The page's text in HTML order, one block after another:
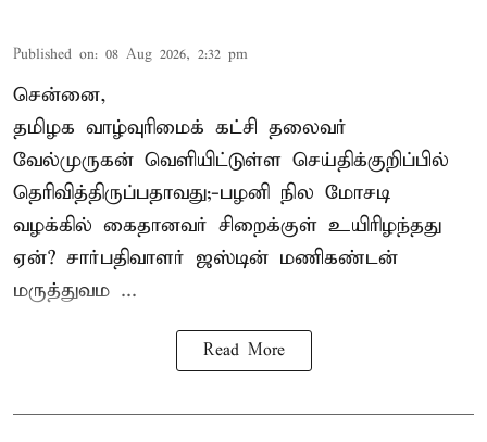
Published on: 08 Aug 2026, 2:32 pm
சென்னை,
தமிழக வாழ்வுரிமைக் கட்சி தலைவர்
வேல்முருகன் வெளியிட்டுள்ள செய்திக்குறிப்பில்
தெரிவித்திருப்பதாவது;-பழனி நில மோசடி
வழக்கில் கைதானவர் சிறைக்குள் உயிரிழந்தது
ஏன்? சார்பதிவாளர் ஜஸ்டின் மணிகண்டன்
மருத்துவம ...
Read More